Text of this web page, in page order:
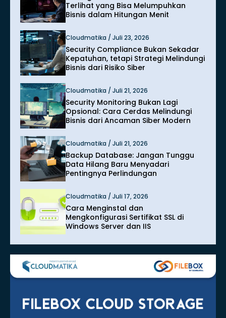
Terlihat yang Bisa Melumpuhkan
Bisnis dalam Hitungan Menit
Cloudmatika / Juli 23, 2026
Security Compliance Bukan Sekadar
Kepatuhan, tetapi Strategi Melindungi
Bisnis dari Risiko Siber
Cloudmatika / Juli 21, 2026
Security Monitoring Bukan Lagi
Opsional: Cara Cerdas Melindungi
Bisnis dari Ancaman Siber Modern
Cloudmatika / Juli 21, 2026
Backup Database: Jangan Tunggu
Data Hilang Baru Menyadari
Pentingnya Perlindungan
Cloudmatika / Juli 17, 2026
Cara Menginstal dan
Mengkonfigurasi Sertifikat SSL di
Windows Server dan IIS